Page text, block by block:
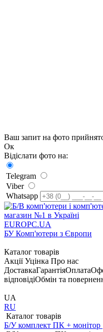
Ваш запит на фото
Ок
Відіслати фото на:
Telegram
Viber
Whatsapp
EUROPC.UA
БУ Комп'ютери з Європи
Каталог товарів
Акції Уцінка Про нас
ДоставкаГарантіяОплата
відповідіОбмін та
UA
RU
Каталог товарів
Б/У комплект ПК + монітор